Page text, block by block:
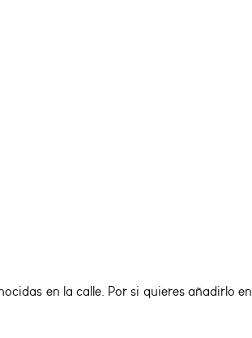
en la calle. Por si quieres añadirlo en